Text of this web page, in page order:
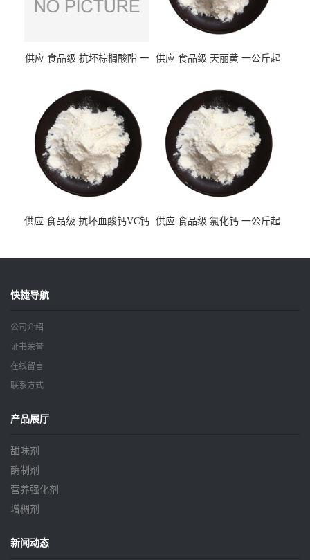
供应 食品级 抗坏棕榈酸酯 一
供应 食品级 天丽黄 一公斤起
供应 食品级 抗坏血酸钙VC钙 供应 食品级 氯化钙 一公斤起
快捷导航
公司介绍
证书荣誉
在线留言
联系方式
产品展厅
甜味剂
酶制剂
营养强化剂
增稠剂
新闻动态